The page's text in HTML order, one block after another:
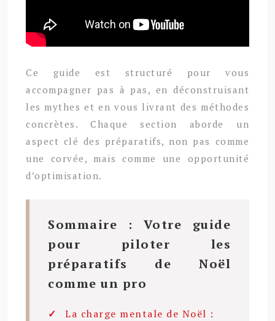
Ce guide est structuré pour vous
accompagner pas à pas, en déconstruisant
les mythes et en vous livrant des méthodes
concrètes. Chaque section aborde un
aspect clé des préparatifs, non pas comme
une corvée, mais comme une opportunité
d’optimisation.
Sommaire : Votre guide
pour piloter les
préparatifs de Noël
comme un pro
La charge mentale de Noël :